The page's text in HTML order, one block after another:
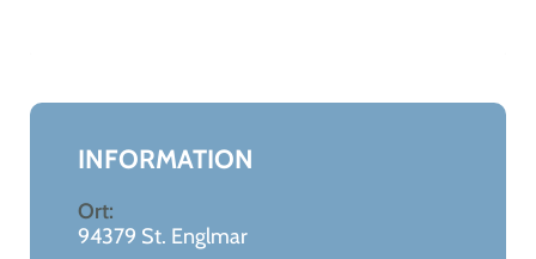
INFORMATION
Ort:
94379 St. Englmar